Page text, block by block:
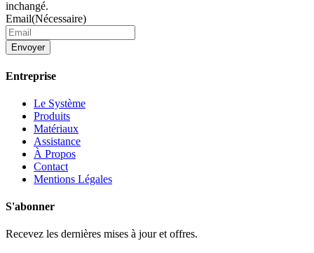
inchangé.
Email(Nécessaire)
Envoyer
Entreprise
Le Système
Produits
Matériaux
Assistance
À Propos
Contact
Mentions Légales
S'abonner
Recevez les dernières mises à jour et offres.